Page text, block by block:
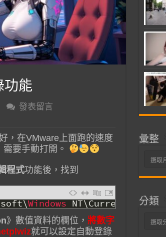
功能
發表留言
，在VMware上面跑的速度
要手動打開。
程式功能後，找到
\Windows NT\CurrentVersion
》數值資料的欄位， 將數字
就可以設定自動登錄
彙整
彙
分類
分